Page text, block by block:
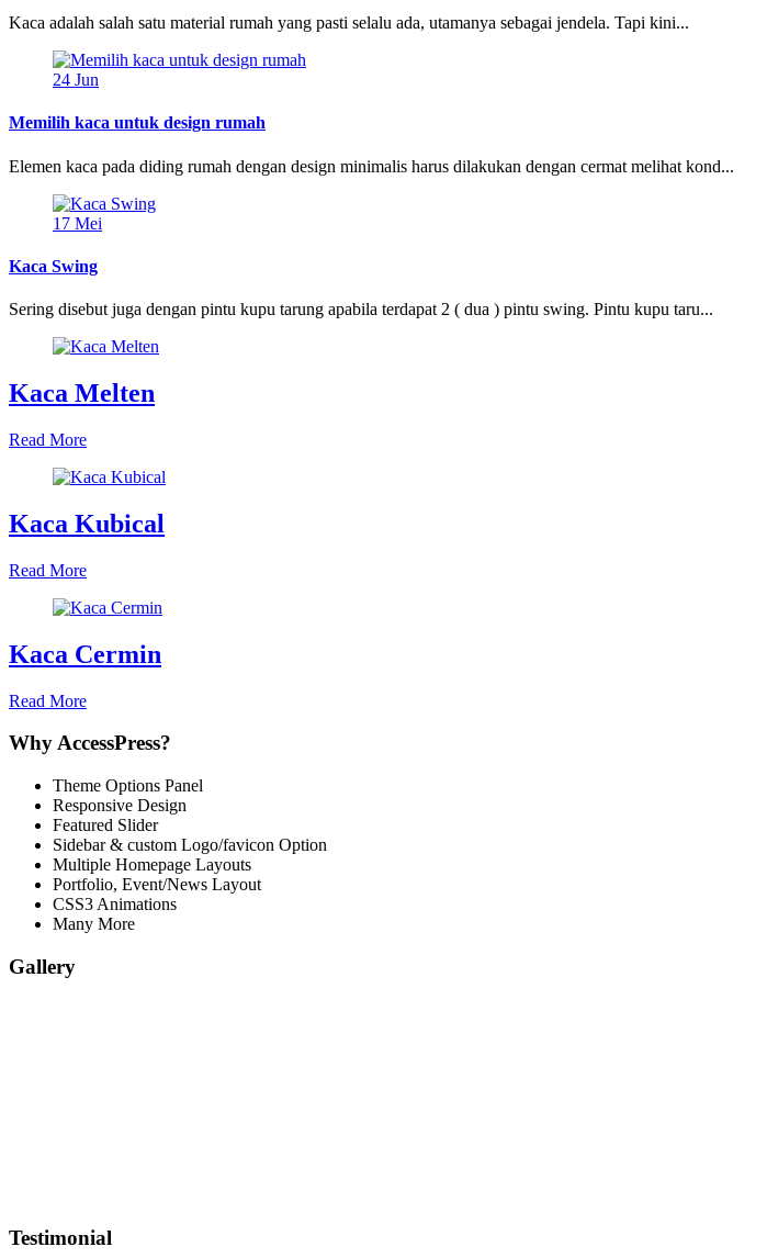
Kaca adalah salah satu material rumah yang pasti selalu ada, utamanya sebagai jendela. Tapi kini...
24 Jun
Memilih kaca untuk design rumah
Elemen kaca pada diding rumah dengan design minimalis harus dilakukan dengan cermat melihat kond...
17 Mei
Kaca Swing
Sering disebut juga dengan pintu kupu tarung apabila terdapat 2 ( dua ) pintu swing. Pintu kupu taru...
Kaca Melten
Read More
Kaca Kubical
Read More
Kaca Cermin
Read More
Why AccessPress?
Theme Options Panel
Responsive Design
Featured Slider
Sidebar & custom Logo/favicon Option
Multiple Homepage Layouts
Portfolio, Event/News Layout
CSS3 Animations
Many More
Gallery
Testimonial